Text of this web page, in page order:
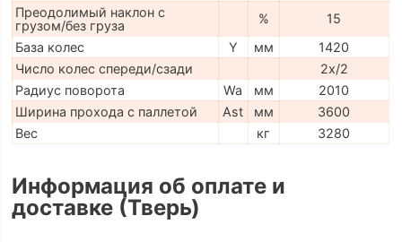
Преодолимый наклон с
грузом/без груза
%
15
База колес
Y мм
1420
Число колес спереди/сзади
2x/2
Радиус поворота
Wa мм
2010
Ширина прохода с паллетой
Ast мм
3600
Вес
кг 3280
Информация об оплате и
доставке (Тверь)